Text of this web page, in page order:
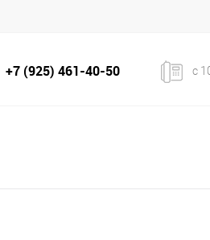
+7 (925) 461-40-50 с